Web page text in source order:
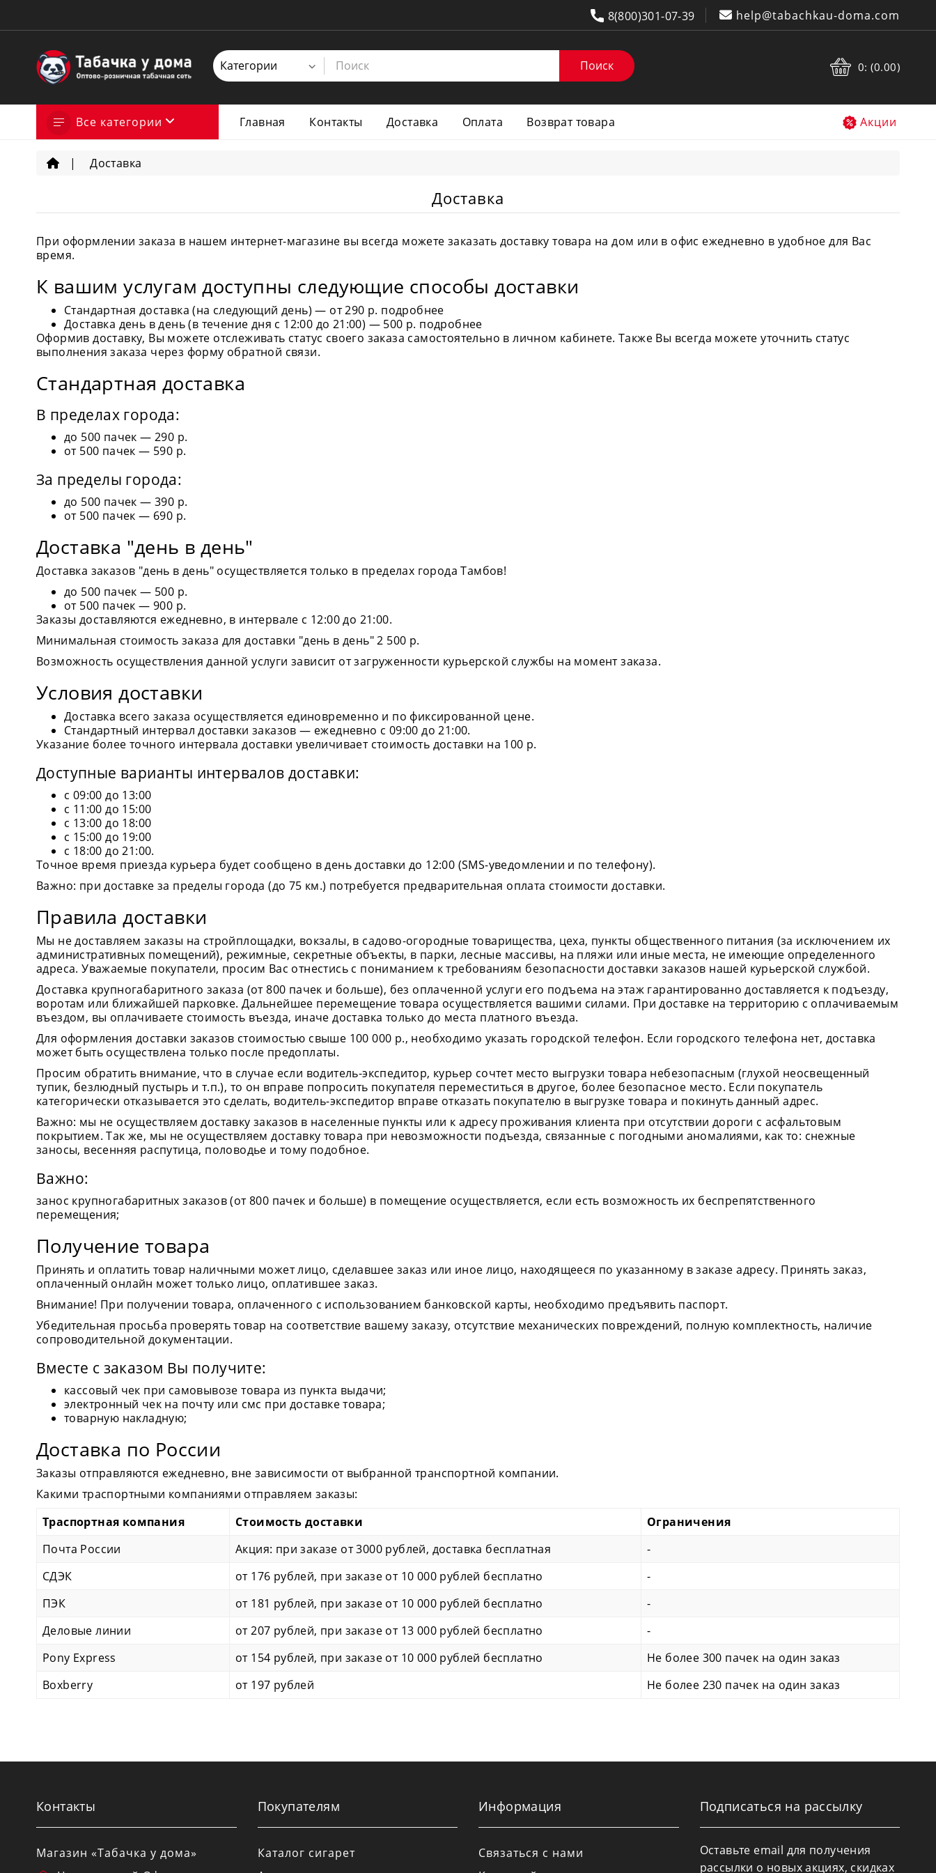
8(800)301-07-39 help@tabachkau-doma.com
Поиск 0: (0.00)
Все категории Главная Контакты Доставка Оплата Возврат товара Акции
Доставка
Доставка
При оформлении заказа в нашем интернет-магазине вы всегда можете заказать доставку товара на дом или в офис ежедневно в удобное для Вас
время.
К вашим услугам доступны следующие способы доставки
Стандартная доставка (на следующий день) — от 290 р. подробнее
Доставка день в день (в течение дня с 12:00 до 21:00) — 500 р. подробнее
Оформив доставку, Вы можете отслеживать статус своего заказа самостоятельно в личном кабинете. Также Вы всегда можете уточнить статус
выполнения заказа через форму обратной связи.
Стандартная доставка
В пределах города:
до 500 пачек — 290 р.
от 500 пачек — 590 р.
За пределы города:
до 500 пачек — 390 р.
от 500 пачек — 690 р.
Доставка "день в день"
Доставка заказов "день в день" осуществляется только в пределах города Тамбов!
до 500 пачек — 500 р.
от 500 пачек — 900 р.
Заказы доставляются ежедневно, в интервале с 12:00 до 21:00.
Минимальная стоимость заказа для доставки "день в день" 2 500 р.
Возможность осуществления данной услуги зависит от загруженности курьерской службы на момент заказа.
Условия доставки
Доставка всего заказа осуществляется единовременно и по фиксированной цене.
Стандартный интервал доставки заказов — ежедневно с 09:00 до 21:00.
Указание более точного интервала доставки увеличивает стоимость доставки на 100 р.
Доступные варианты интервалов доставки:
с 09:00 до 13:00
с 11:00 до 15:00
с 13:00 до 18:00
с 15:00 до 19:00
с 18:00 до 21:00.
Точное время приезда курьера будет сообщено в день доставки до 12:00 (SMS-уведомлении и по телефону).
Важно: при доставке за пределы города (до 75 км.) потребуется предварительная оплата стоимости доставки.
Правила доставки
Мы не доставляем заказы на стройплощадки, вокзалы, в садово-огородные товарищества, цеха, пункты общественного питания (за исключением их
административных помещений), режимные, секретные объекты, в парки, лесные массивы, на пляжи или иные места, не имеющие определенного
адреса. Уважаемые покупатели, просим Вас отнестись с пониманием к требованиям безопасности доставки заказов нашей курьерской службой.
Доставка крупногабаритного заказа (от 800 пачек и больше), без оплаченной услуги его подъема на этаж гарантированно доставляется к подъезду,
воротам или ближайшей парковке. Дальнейшее перемещение товара осуществляется вашими силами. При доставке на территорию с оплачиваемым
въездом, вы оплачиваете стоимость въезда, иначе доставка только до места платного въезда.
Для оформления доставки заказов стоимостью свыше 100 000 р., необходимо указать городской телефон. Если городского телефона нет, доставка
может быть осуществлена только после предоплаты.
Просим обратить внимание, что в случае если водитель-экспедитор, курьер сочтет место выгрузки товара небезопасным (глухой неосвещенный
тупик, безлюдный пустырь и т.п.), то он вправе попросить покупателя переместиться в другое, более безопасное место. Если покупатель
категорически отказывается это сделать, водитель-экспедитор вправе отказать покупателю в выгрузке товара и покинуть данный адрес.
Важно: мы не осуществляем доставку заказов в населенные пункты или к адресу проживания клиента при отсутствии дороги с асфальтовым
покрытием. Так же, мы не осуществляем доставку товара при невозможности подъезда, связанные с погодными аномалиями, как то: снежные
заносы, весенняя распутица, половодье и тому подобное.
Важно:
занос крупногабаритных заказов (от 800 пачек и больше) в помещение осуществляется, если есть возможность их беспрепятственного
перемещения;
Получение товара
Принять и оплатить товар наличными может лицо, сделавшее заказ или иное лицо, находящееся по указанному в заказе адресу. Принять заказ,
оплаченный онлайн может только лицо, оплатившее заказ.
Внимание! При получении товара, оплаченного с использованием банковской карты, необходимо предъявить паспорт.
Убедительная просьба проверять товар на соответствие вашему заказу, отсутствие механических повреждений, полную комплектность, наличие
сопроводительной документации.
Вместе с заказом Вы получите:
кассовый чек при самовывозе товара из пункта выдачи;
электронный чек на почту или смс при доставке товара;
товарную накладную;
Доставка по России
Заказы отправляются ежедневно, вне зависимости от выбранной транспортной компании.
Какими траспортными компаниями отправляем заказы:
Траспортная компания
Стоимость доставки
Ограничения
Почта России
Акция: при заказе от 3000 рублей, доставка бесплатная
-
СДЭК
от 176 рублей, при заказе от 10 000 рублей бесплатно
-
ПЭК
от 181 рублей, при заказе от 10 000 рублей бесплатно
-
Деловые линии
от 207 рублей, при заказе от 13 000 рублей бесплатно
-
Pony Express
от 154 рублей, при заказе от 10 000 рублей бесплатно
Не более 300 пачек на один заказ
Boxberry
от 197 рублей Не более 230 пачек на один заказ
Контакты
Магазин «Табачка у дома»
Покупателям
Каталог сигарет
Информация
Связаться с нами
Подписаться на рассылку
Оставьте email для получения
рассылки о новых акциях, скидках